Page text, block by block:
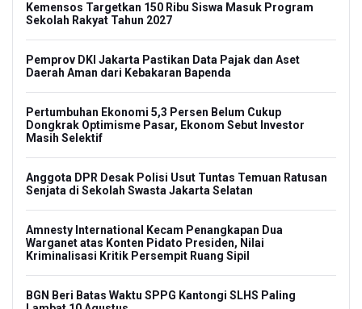
Kemensos Targetkan 150 Ribu Siswa Masuk Program
Sekolah Rakyat Tahun 2027
Pemprov DKI Jakarta Pastikan Data Pajak dan Aset
Daerah Aman dari Kebakaran Bapenda
Pertumbuhan Ekonomi 5,3 Persen Belum Cukup
Dongkrak Optimisme Pasar, Ekonom Sebut Investor
Masih Selektif
Anggota DPR Desak Polisi Usut Tuntas Temuan Ratusan
Senjata di Sekolah Swasta Jakarta Selatan
Amnesty International Kecam Penangkapan Dua
Warganet atas Konten Pidato Presiden, Nilai
Kriminalisasi Kritik Persempit Ruang Sipil
BGN Beri Batas Waktu SPPG Kantongi SLHS Paling